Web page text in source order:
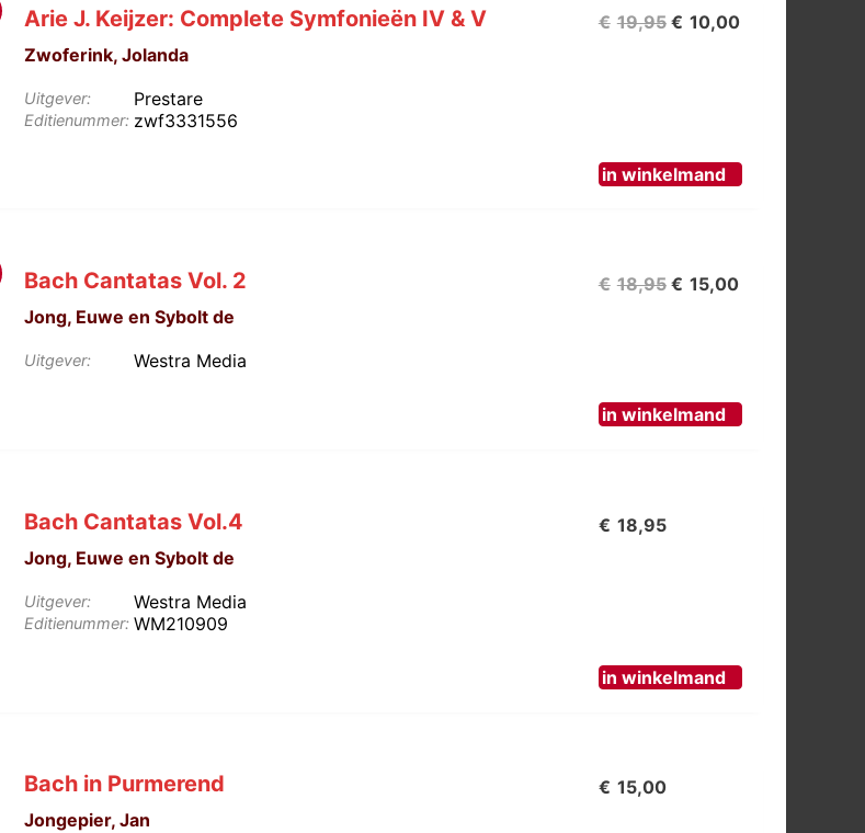
Arie J. Keijzer: Complete Symfonieën IV & V
Zwoferink, Jolanda
Uitgever: Prestare
Editienummer: zwf3331556
€ 19,95 Oorspronkelijke
€ 10,00Huidige
in winkelmand
Bach Cantatas Vol. 2
Jong, Euwe en Sybolt de
Uitgever: Westra Media
€ 18,95 Oorspronkelijke
€ 15,00Huidige
in winkelmand
Bach Cantatas Vol.4
Jong, Euwe en Sybolt de
Uitgever: Westra Media
Editienummer: WM210909
€ 18,95
in winkelmand
Bach in Purmerend
Jongepier, Jan
€ 15,00